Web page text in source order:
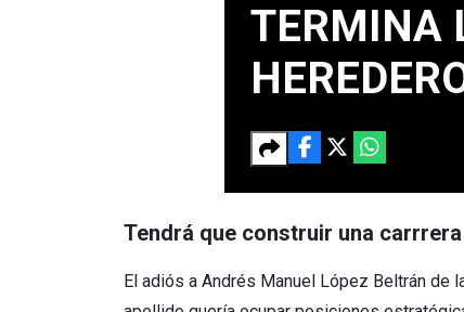
TERMINA
Tendrá que construir una
El adiós a Andrés Manuel López Beltrán de